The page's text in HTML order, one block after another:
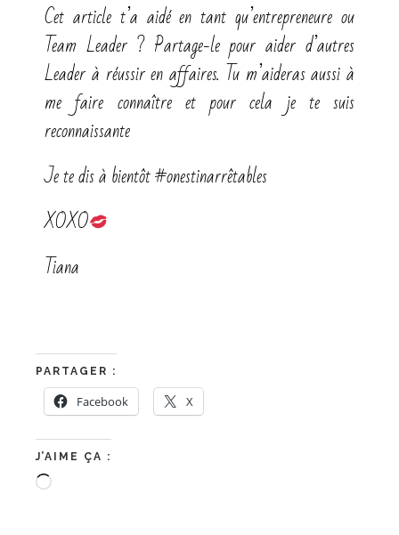
Cet article t’a aidé en tant qu’entrepreneure ou
Team Leader ? Partage-le pour aider d’autres
Leader à réussir en affaires. Tu m’aideras aussi à
me faire connaître et pour cela je te suis
reconnaissante
Je te dis à bientôt #onestinarrêtables
XOXO
Tiana
PARTAGER :
Facebook X
J’AIME ÇA :